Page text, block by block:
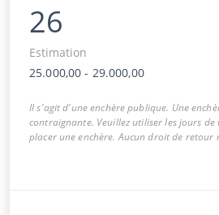
26
Estimation
25.000,00 - 29.000,00
Il s'agit d'une enchère publique. Une
contraignante. Veuillez utiliser les jours
placer une enchère. Aucun droit de retour